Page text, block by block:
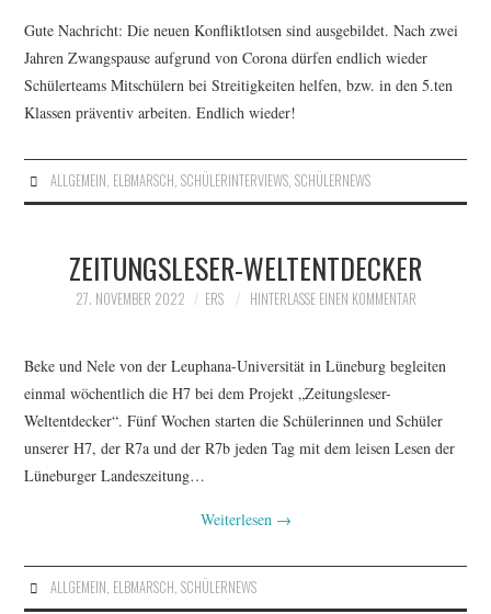
Gute Nachricht: Die neuen Konfliktlotsen sind ausgebildet. Nach zwei
Jahren Zwangspause aufgrund von Corona dürfen endlich wieder
Schülerteams Mitschülern bei Streitigkeiten helfen, bzw. in den 5.ten
Klassen präventiv arbeiten. Endlich wieder!
ALLGEMEIN ELBMARSCH SCHÜLERINTERVIEWS, SCHÜLERNEWS
ZEITUNGSLESER-WELTENTDECKER
27. NOVEMBER 2022 ERS HINTERLASSE EINEN KOMMENTAR
Beke und Nele von der Leuphana-Universität in Lüneburg begleiten
einmal wöchentlich die H7 bei dem Projekt „Zeitungsleser-
Weltentdecker“. Fünf Wochen starten die Schülerinnen und Schüler
unserer H7, der R7a und der R7b jeden Tag mit dem leisen Lesen der
Lüneburger Landeszeitung…
Weiterlesen →
ALLGEMEIN, ELBMARSCH, SCHÜLERNEWS